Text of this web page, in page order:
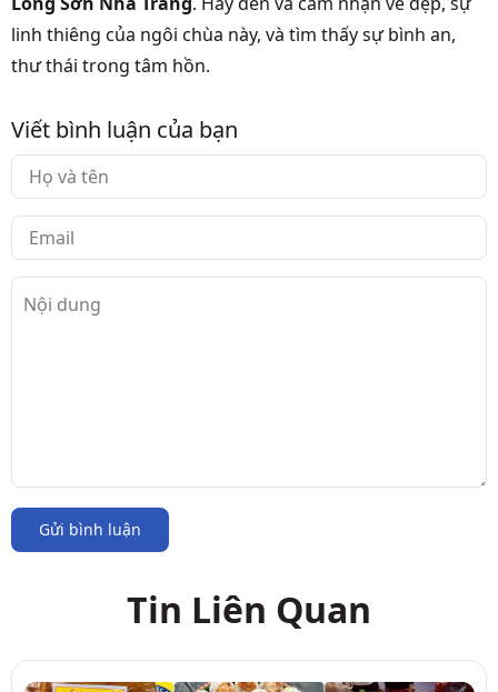
linh thiêng của ngôi chùa này, và tìm thấy sự bình an,
thư thái trong tâm hồn.
Viết bình luận của bạn
Gửi bình luận
Tin Liên Quan